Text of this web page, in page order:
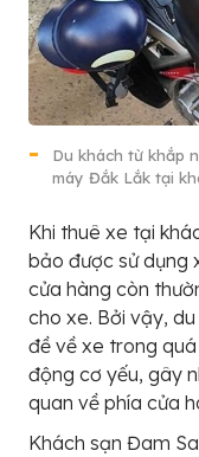
Du khách từ khắp
máy Đắk Lắk tại
Khi thuê xe tại
bảo được sử dụng
cửa hàng còn
cho xe. Bởi vậy,
đề về xe trong
động cơ yếu, gây
quan về phía cửa
Khách sạn Đam